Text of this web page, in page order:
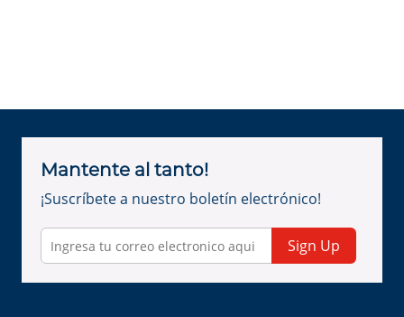
Mantente al tanto!
¡Suscríbete a nuestro boletín electrónico!
Sign Up